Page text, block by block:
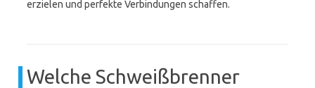
erzielen und perfekte Verbindungen schaffen.
Welche Schweißbrenner